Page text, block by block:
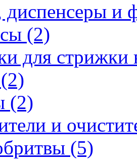
диспенсеры и
(2)
для стрижки
(2)
(2)
и
(5)